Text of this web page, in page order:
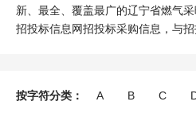
新、最全、覆盖最广的辽宁省燃气
招投标信息网招投标采购信息，与
按字符分类： A B C